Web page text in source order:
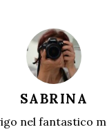
SABRINA
nel fantastico